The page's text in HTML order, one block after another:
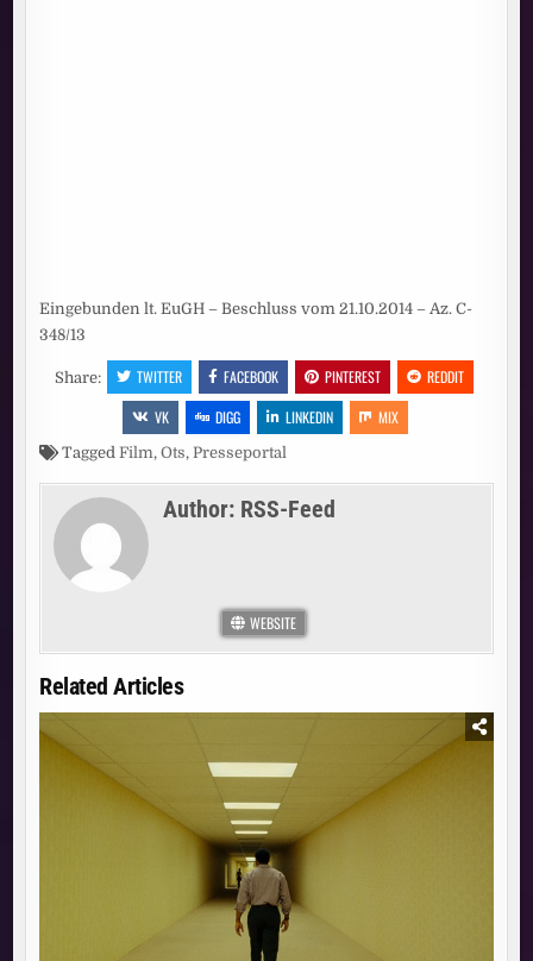
Eingebunden lt. EuGH – Beschluss vom 21.10.2014 – Az. C-
348/13
Share: TWITTER FACEBOOK PINTEREST
REDDIT
VK
DIGG LINKEDIN MIX
TaggedFilm,Ots,Presseportal
Author: RSS-Feed
WEBSITE
Related Articles